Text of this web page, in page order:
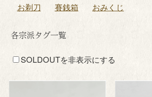
お剃刀
賽銭箱 おみくじ
各宗派タグ一覧
SOLDOUTを非表示にする